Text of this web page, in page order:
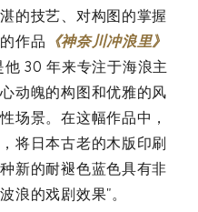
的技艺、对构图的掌握
作品 《神奈川冲浪里》
他 30 年来专注于海浪主
动魄的构图和优雅的风
场景。在这幅作品中，
将日本古老的木版印刷
新的耐褪色蓝色具有非
浪的戏剧效果"。